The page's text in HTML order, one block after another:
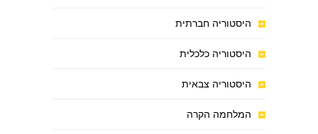
היסטוריה חברתית
היסטוריה כלכלית
היסטוריה צבאית
המלחמה הקרה